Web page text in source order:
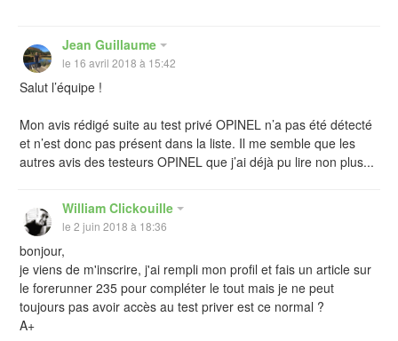
Jean Guillaume
le 16 avril 2018 à 15:42
Salut l’équipe !
Mon avis rédigé suite au test privé OPINEL n’a pas été détecté
et n’est donc pas présent dans la liste. Il me semble que les
autres avis des testeurs OPINEL que j’ai déjà pu lire non plus...
William Clickouille
le 2 juin 2018 à 18:36
bonjour,
je viens de m'inscrire, j'ai rempli mon profil et fais un article sur
le forerunner 235 pour compléter le tout mais je ne peut
toujours pas avoir accès au test priver est ce normal ?
A+